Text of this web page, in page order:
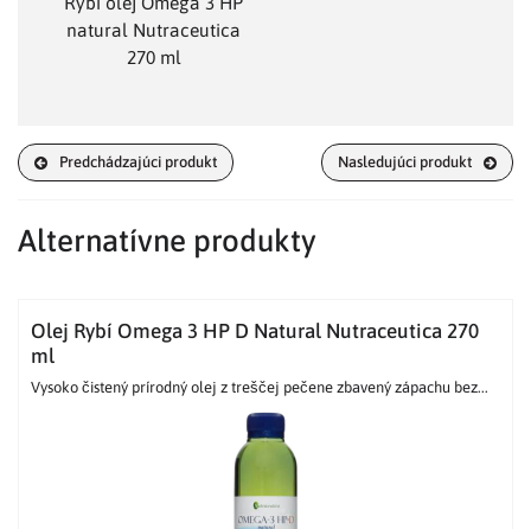
natural Nutraceutica
270 ml
Predchádzajúci produkt Nasledujúci produkt
Alternatívne produkty
Olej Rybí Omega 3 HP D Natural Nutraceutica 270
ml
Vysoko čistený prírodný olej z treščej pečene zbavený zápachu bez...